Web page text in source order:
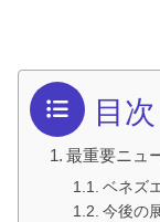
目次
最重要ニュ
ベネズ
今後の